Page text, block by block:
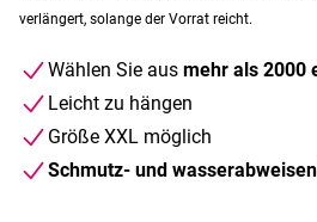
verlängert, solange der Vorrat reicht.
Wählen Sie aus mehr als 2000
Leicht zu hängen
Größe XXL möglich
Schmutz- und